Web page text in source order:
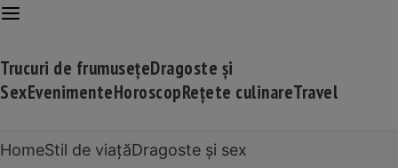
Trucuri de frumusețeDragoste și
SexEvenimenteHoroscopRețete culinareTravel
HomeStil de viațăDragoste și sex